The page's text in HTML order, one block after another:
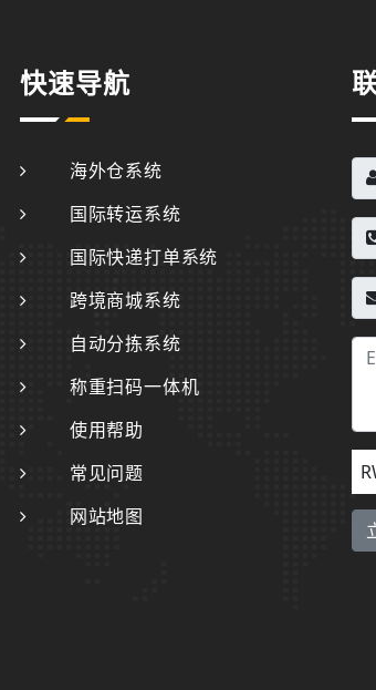
快速导航
海外仓系统
国际转运系统
国际快递打单系统
跨境商城系统
自动分拣系统
称重扫码一体机
使用帮助
常见问题
网站地图